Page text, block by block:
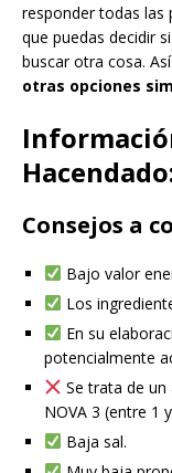
responder todas las
que puedas decidir
buscar otra cosa.
otras opciones
Consejos a
Bajo valor
Los
En su
potencialmente
Se trata de
NOVA 3 (entre 1
Baja sal.